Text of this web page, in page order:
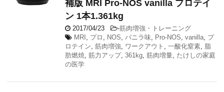
補版 MRI Pro-NOS vanilla プロテイ
ン 1本1.361kg
2017/04/23 -筋肉増強・トレーニング
MRI , プロ , NOS, バニラ味, Pro-NOS, vanilla, プ
ロテイン, 筋肉増強, ワークアウト , 一酸化窒素, 脂
肪燃焼, 筋力アップ, 361kg, 筋肉増量, たけしの家庭
の医学